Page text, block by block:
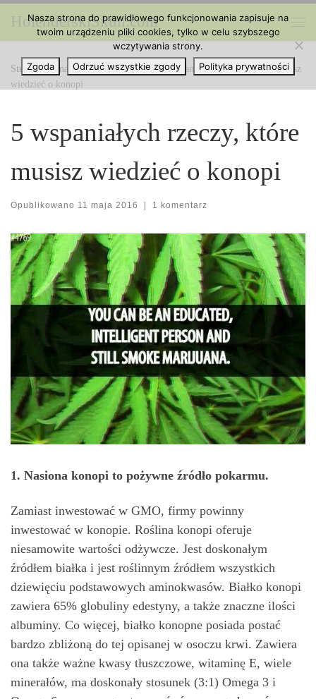
Przejdź do treści
HolenderskiSkun.com
Strona główna » Ciekawe Artykuły » 5 wspaniałych rzeczy, które musisz
wiedzieć o konopi
5 wspaniałych rzeczy, które
musisz wiedzieć o konopi
Opublikowano 11 maja 2016 | 1 komentarz
1. Nasiona konopi to pożywne źródło pokarmu.
Zamiast inwestować w GMO, firmy powinny
inwestować w konopie. Roślina konopi oferuje
niesamowite wartości odżywcze. Jest doskonałym
źródłem białka i jest roślinnym źródłem wszystkich
dziewięciu podstawowych aminokwasów. Białko konopi
zawiera 65% globuliny edestyny, a także znaczne ilości
albuminy. Co więcej, białko konopne posiada postać
bardzo zbliżoną do tej opisanej w osoczu krwi. Zawiera
ona także ważne kwasy tłuszczowe, witaminę E, wiele
minerałów, ma doskonały stosunek (3:1) Omega 3 i
Nasza strona do prawidłowego funkcjonowania zapisuje na
twoim urządzeniu pliki cookies, tylko w celu szybszego
wczytywania strony.
Zgoda
Odrzuć wszystkie zgody Polityka prywatności